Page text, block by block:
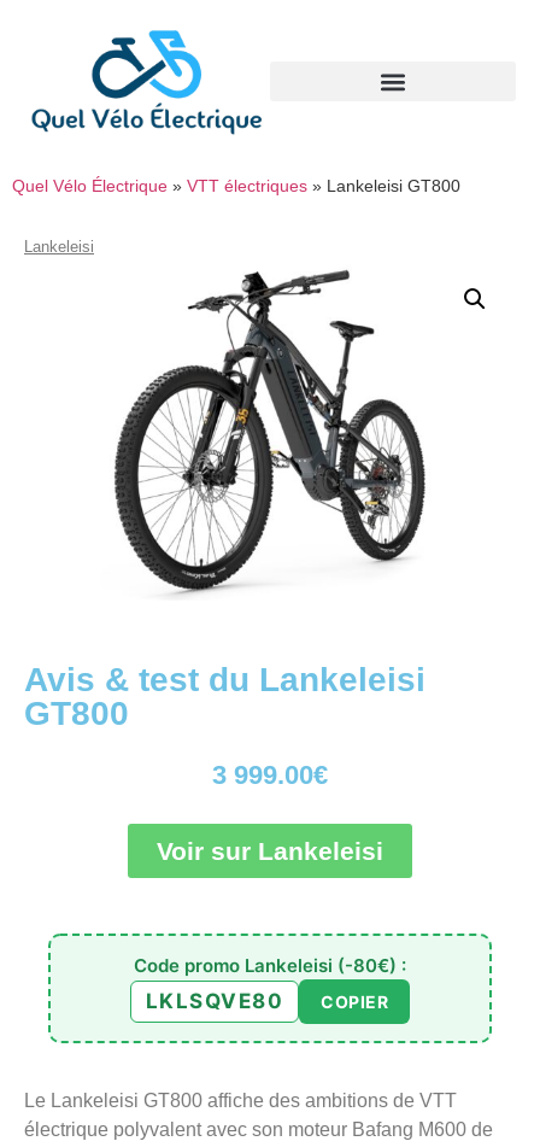
Quel Vélo Électrique » VTT électriques » Lankeleisi GT800
Lankeleisi
Avis & test du Lankeleisi
GT800
3 999.00€
Voir sur Lankeleisi
Code promo Lankeleisi (-80€) :
LKLSQVE80 COPIER
Le Lankeleisi GT800 affiche des ambitions de VTT
électrique polyvalent avec son moteur Bafang M600 de